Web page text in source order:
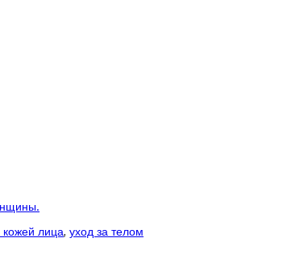
кожей лица, уход за телом